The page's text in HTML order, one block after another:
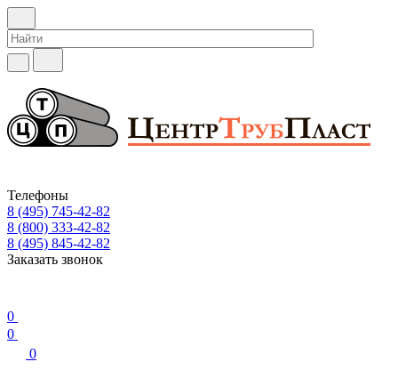
Телефоны
8 (495) 745-42-82
8 (800) 333-42-82
8 (495) 845-42-82
Заказать звонок
0
0
0